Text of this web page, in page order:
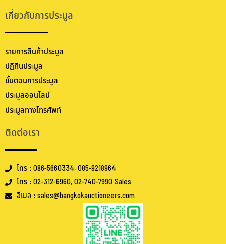
เกี่ยวกับการประมูล
รายการสินค้าประมูล
ปฏิทินประมูล
ขั้นตอนการประมูล
ประมูลออนไลน์
ประมูลทางโทรศัพท์
ติดต่อเรา
โทร : 086-5660334, 085-9218964
โทร : 02-312-6960, 02-740-7990 Sales
อีเมล : sales@bangkokauctioneers.com